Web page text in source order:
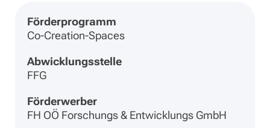
Förderprogramm
Co-Creation-Spaces
Abwicklungsstelle
FFG
Förderwerber
FH OÖ Forschungs & Entwicklungs GmbH